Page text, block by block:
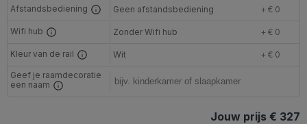
Afstandsbediening Geen afstandsbediening + € 0
Wifi hub Zonder Wifi hub + € 0
Kleur van de rail Wit
+ € 0
Geef je raamdecoratie
een naam
Jouw prijs € 327